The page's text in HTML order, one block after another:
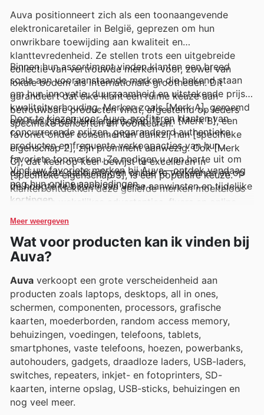
Auva positionneert zich als een toonaangevende
elektronicaretailer in België, geprezen om hun
onwrikbare toewijding aan kwaliteit en
klanttevredenheid. Ze stellen trots een uitgebreide
collectie van vertrouwde merken voor, zowel van
lokale bodem als internationale grootheden. Dit
garandeert dat elke klant een ruime keuze aan
betrouwbare producten vindt, afgestemd op ieders
specifieke behoeften en voorkeuren.
Binnen hun assortiment vinden klanten een breed
scala aan vooraanstaande merken die bekend staan
om hun innovatie, duurzaamheid en uitstekende prijs-
kwaliteitverhouding. Merken zoals [Merk A], geroemd
om hun [specifieke eigenschap 1], en [Merk B], een
favoriet onder consumenten dankzij hun [specifieke
eigenschap 2], zijn prominent aanwezig. Ook [Merk
C], dat keer op keer bewijst te excelleren in
[specifieke eigenschap 3], is een populaire keuze.
Klanten ontdekken deze geliefde merken moeiteloos
via Auva's wekelijkse advertenties, flyers en online
catalogi, waar ze vaak exclusieve deals en
aantrekkelijke promoties vinden.
Door te kiezen voor Auva, profiteren klanten van
concurrerende prijzen, gegarandeerd authentieke
producten en frequente verkoopacties van hun
favoriete topmerken. Ze nodigen u van harte uit om
de nieuwste aanbiedingen online te verkennen en op
de hoogte te blijven van verse aanwinsten en tijdelijke
kortingen.
Vind uw favoriete merken bij Auva—ontdek vandaag
nog hun online aanbiedingen.
Meer weergeven
Wat voor producten kan ik vinden bij
Auva?
Auva verkoopt een grote verscheidenheid aan
producten zoals laptops, desktops, all in ones,
schermen, componenten, processors, grafische
kaarten, moederborden, random access memory,
behuizingen, voedingen, telefoons, tablets,
smartphones, vaste telefoons, hoezen, powerbanks,
autohouders, gadgets, draadloze laders, USB-laders,
switches, repeaters, inkjet- en fotoprinters, SD-
kaarten, interne opslag, USB-sticks, behuizingen en
nog veel meer.